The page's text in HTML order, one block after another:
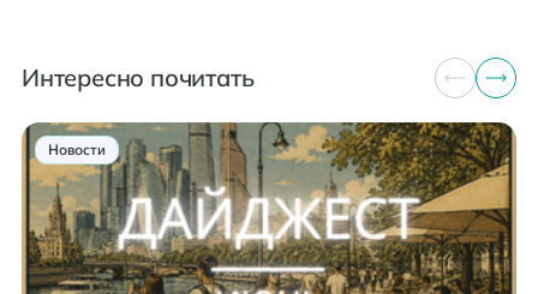
Интересно почитать
Новости